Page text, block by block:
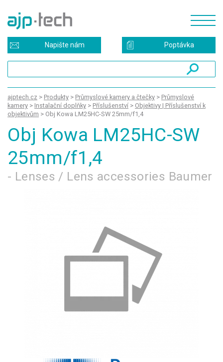
Poptávka
Napište nám
ajptech.cz > Produkty > Průmyslové kamery a čtečky > Průmyslové
kamery > Instalační doplňky > Příslušenství > Objektivy | Příslušenství k
objektivům > Obj Kowa LM25HC-SW 25mm/f1,4
Obj Kowa LM25HC-SW
25mm/f1,4
- Lenses / Lens accessories Baumer